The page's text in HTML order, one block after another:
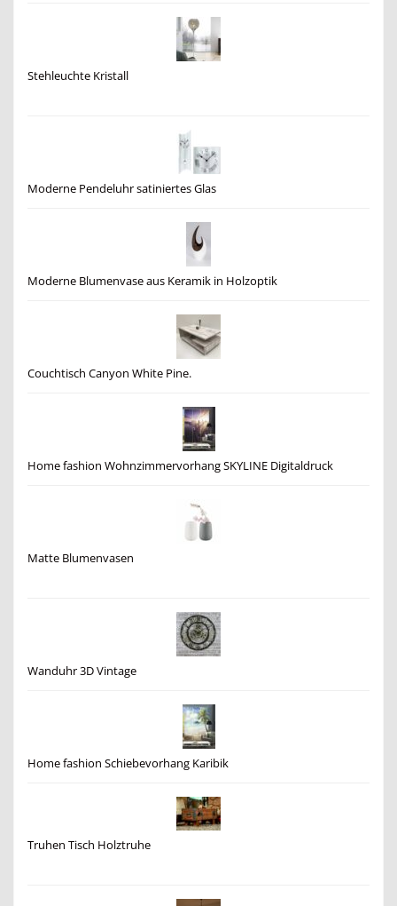
Stehleuchte Kristall
Moderne Pendeluhr satiniertes Glas
Moderne Blumenvase aus Keramik in Holzoptik
Couchtisch Canyon White Pine.
Home fashion Wohnzimmervorhang SKYLINE Digitaldruck
Matte Blumenvasen
Wanduhr 3D Vintage
Home fashion Schiebevorhang Karibik
Truhen Tisch Holztruhe